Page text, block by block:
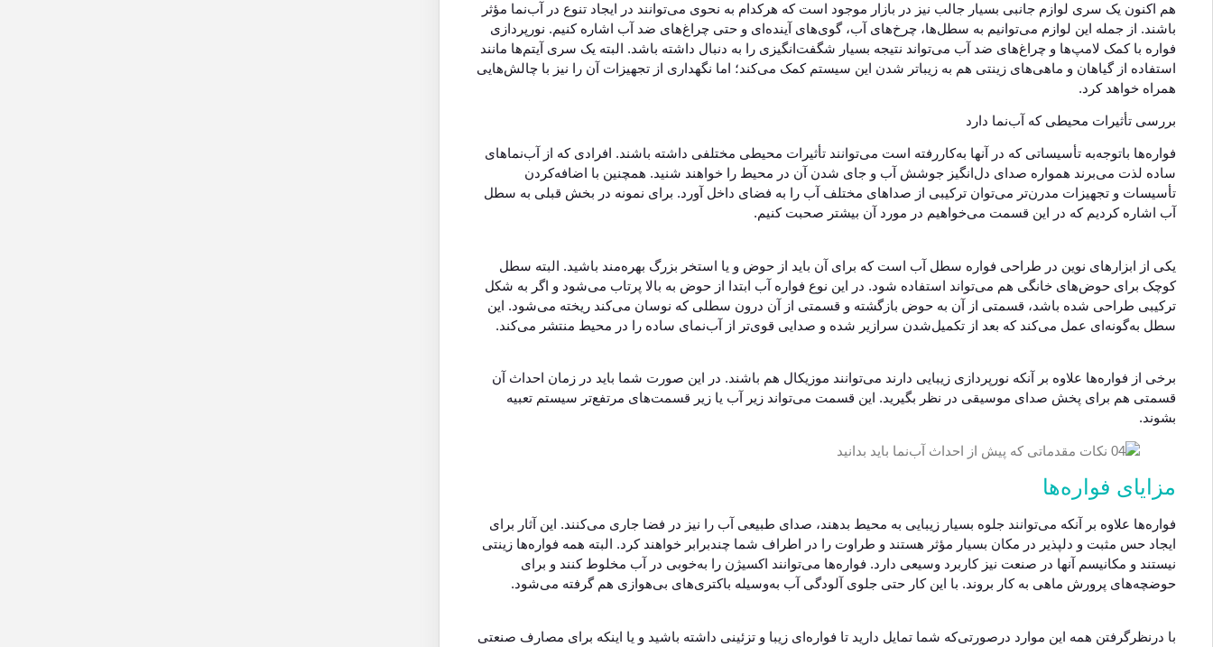
هم اکنون یک سری لوازم جانبی بسیار جالب نیز در بازار موجود است که هرکدام به نحوی می‌توانند در ایجاد تنوع در آب‌نما مؤثر
باشند. از جمله این لوازم می‌توانیم به سطل‌ها، چرخ‌های آب، گوی‌های آینده‌ای و حتی چراغ‌های ضد آب اشاره کنیم. نورپردازی
فواره با کمک لامپ‌ها و چراغ‌های ضد آب می‌تواند نتیجه بسیار شگفت‌انگیزی را به دنبال داشته باشد. البته یک سری آیتم‌ها مانند
استفاده از گیاهان و ماهی‌های زینتی هم به زیباتر شدن این سیستم کمک می‌کند؛ اما نگهداری از تجهیزات آن را نیز با چالش‌هایی
همراه خواهد کرد.
بررسی تأثیرات محیطی که آب‌نما دارد
فواره‌ها باتوجه‌به تأسیساتی که در آنها به‌کاررفته است می‌توانند تأثیرات محیطی مختلفی داشته باشند. افرادی که از آب‌نماهای
ساده لذت می‌برند همواره صدای دل‌انگیز جوشش آب و جای شدن آن در محیط را خواهند شنید. همچنین با اضافه‌کردن
تأسیسات و تجهیزات مدرن‌تر می‌توان ترکیبی از صداهای مختلف آب را به فضای داخل آورد. برای نمونه در بخش قبلی به سطل
آب اشاره کردیم که در این قسمت می‌خواهیم در مورد آن بیشتر صحبت کنیم.
یکی از ابزارهای نوین در طراحی فواره سطل آب است که برای آن باید از حوض و یا استخر بزرگ بهره‌مند باشید. البته سطل
کوچک برای حوض‌های خانگی هم می‌تواند استفاده شود. در این نوع فواره آب ابتدا از حوض به بالا پرتاب می‌شود و اگر به شکل
ترکیبی طراحی شده باشد، قسمتی از آن به حوض بازگشته و قسمتی از آن درون سطلی که نوسان می‌کند ریخته می‌شود. این
سطل به‌گونه‌ای عمل می‌کند که بعد از تکمیل‌شدن سرازیر شده و صدایی قوی‌تر از آب‌نمای ساده را در محیط منتشر می‌کند.
برخی از فواره‌ها علاوه بر آنکه نورپردازی زیبایی دارند می‌توانند موزیکال هم باشند. در این صورت شما باید در زمان احداث آن
قسمتی هم برای پخش صدای موسیقی در نظر بگیرید. این قسمت می‌تواند زیر آب یا زیر قسمت‌های مرتفع‌تر سیستم تعبیه
بشوند.
مزایای فواره‌ها
فواره‌ها علاوه بر آنکه می‌توانند جلوه بسیار زیبایی به محیط بدهند، صدای طبیعی آب را نیز در فضا جاری می‌کنند. این آثار برای
ایجاد حس مثبت و دلپذیر در مکان بسیار مؤثر هستند و طراوت را در اطراف شما چندبرابر خواهند کرد. البته همه فواره‌ها زینتی
نیستند و مکانیسم آنها در صنعت نیز کاربرد وسیعی دارد. فواره‌ها می‌توانند اکسیژن را به‌خوبی در آب مخلوط کنند و برای
حوضچه‌های پرورش ماهی به کار بروند. با این کار حتی جلوی آلودگی آب به‌وسیله باکتری‌های بی‌هوازی هم گرفته می‌شود.
با درنظرگرفتن همه این موارد درصورتی‌که شما تمایل دارید تا فواره‌ای زیبا و تزئینی داشته باشید و یا اینکه برای مصارف صنعتی